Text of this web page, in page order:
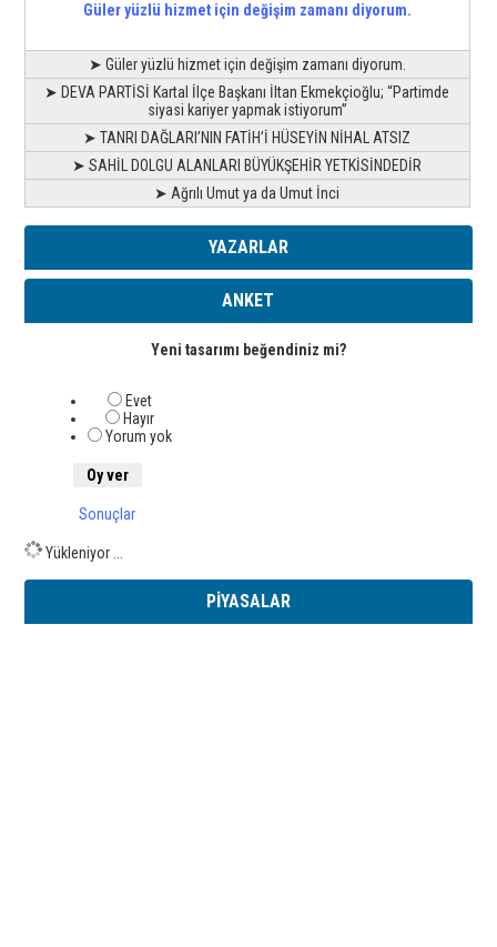
Güler yüzlü hizmet için değişim zamanı diyorum.
➤ Güler yüzlü hizmet için değişim zamanı diyorum.
➤ DEVA PARTİSİ Kartal İlçe Başkanı İltan Ekmekçioğlu; “Partimde
siyasi kariyer yapmak istiyorum”
➤ TANRI DAĞLARI’NIN FATİH’İ HÜSEYİN NİHAL ATSIZ
➤ SAHİL DOLGU ALANLARI BÜYÜKŞEHİR YETKİSİNDEDİR
➤ Ağrılı Umut ya da Umut İnci
YAZARLAR
ANKET
Yeni tasarımı beğendiniz mi?
Evet
Hayır
Yorum yok
Sonuçlar
Yükleniyor ...
PİYASALAR